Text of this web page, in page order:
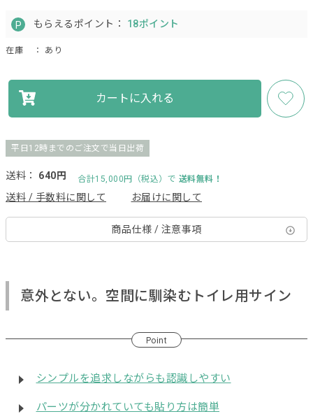
もらえるポイント： 18ポイント
在庫 ： あり
カートに入れる
平日12時までのご注文で当日出荷
送料： 640円 合計15,000円（税込）で 送料無料！
送料 / 手数料に関して お届けに関して
商品仕様 / 注意事項
意外とない。空間に馴染むトイレ用サイン
Point
シンプルを追求しながらも認識しやすい
パーツが分かれていても貼り方は簡単